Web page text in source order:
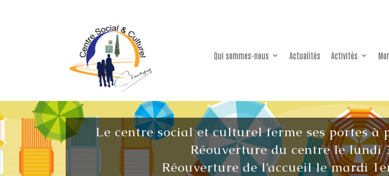
Qui sommes-nous Actualités Activités
Le centre social et culturel ferme ses portes
Réouverture du centre le lundi
Réouverture de l’accueil le mardi